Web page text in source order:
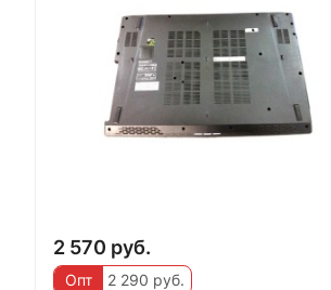
2 570 руб.
Опт 2 290 руб.